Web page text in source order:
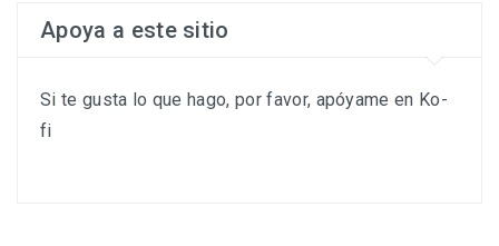
Apoya a este sitio
Si te gusta lo que hago, por favor, apóyame en Ko-
fi